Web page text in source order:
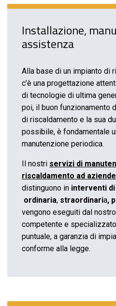
Installazione,
assistenza
Alla base di un impianto di
c’è una progettazione
di tecnologie di ultima
poi, il buon funzionamento
di riscaldamento e la sua
possibile, è fondamentale
manutenzione periodica.
Il nostri servizi di
riscaldamento ad aziende
distinguono in interventi
ordinaria, straordinaria,
vengono eseguiti dal
competente e
puntuale, a garanzia di
conforme alla legge.